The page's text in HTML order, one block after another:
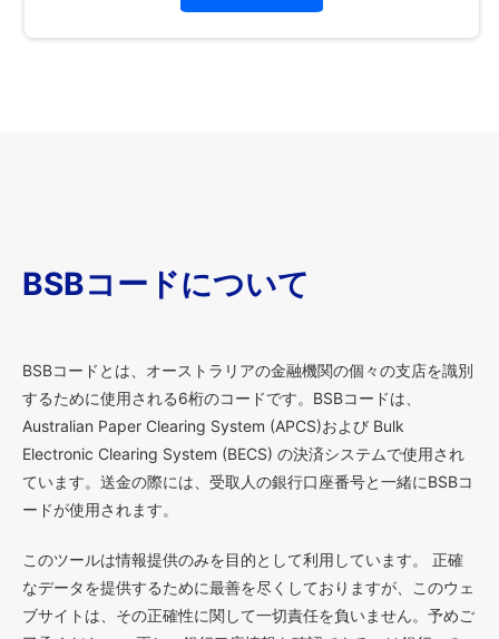
BSBコードについて
BSBコードとは、オーストラリアの金融機関の個々の支店を識別
するために使用される6桁のコードです。BSBコードは、
Australian Paper Clearing System (APCS)および Bulk
Electronic Clearing System (BECS) の決済システムで使用され
ています。送金の際には、受取人の銀行口座番号と一緒にBSBコ
ードが使用されます。
このツールは情報提供のみを目的として利用しています。 正確
なデータを提供するために最善を尽くしておりますが、このウェ
ブサイトは、その正確性に関して一切責任を負いません。予めご